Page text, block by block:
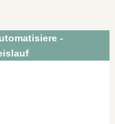
-